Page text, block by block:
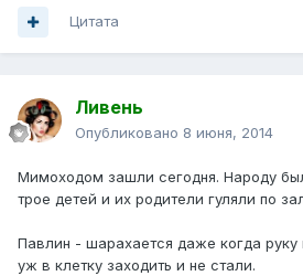
Цитата
Ливень
Опубликовано 8 июня, 2014
Мимоходом зашли сегодня. Народу
трое детей и их родители гуляли по
Павлин - шарахается даже когда руку
уж в клетку заходить и не стали.